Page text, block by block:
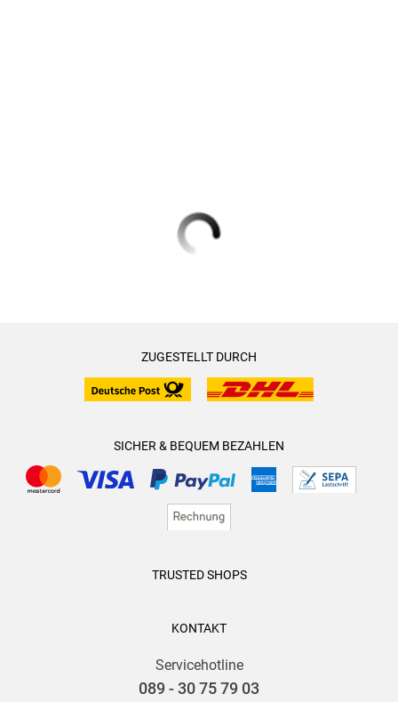
ZUGESTELLT DURCH
SICHER & BEQUEM BEZAHLEN
TRUSTED SHOPS
KONTAKT
Servicehotline
089 - 30 75 79 03